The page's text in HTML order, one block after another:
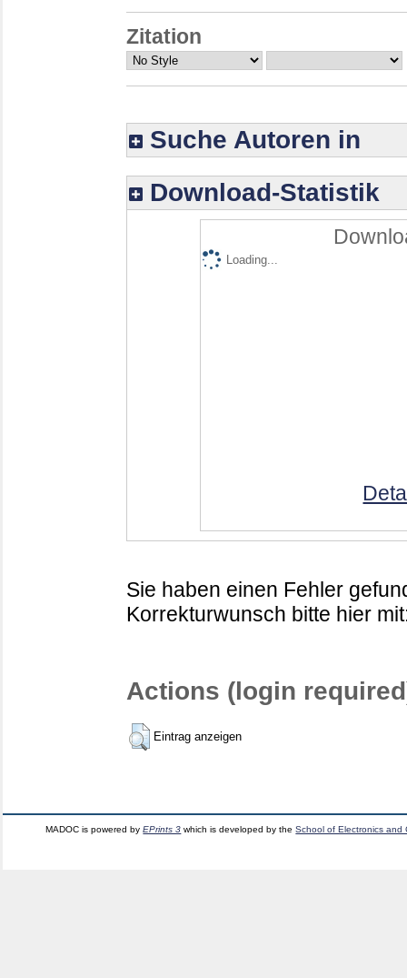
Zitation
Suche Autoren in
Download-Statistik
Loading...
Sie haben einen Fehler
Korrekturwunsch bitte hier
Actions (login
Eintrag anzeigen
MADOC is powered byEPrints 3 which is developed by theSchool of Electronics and